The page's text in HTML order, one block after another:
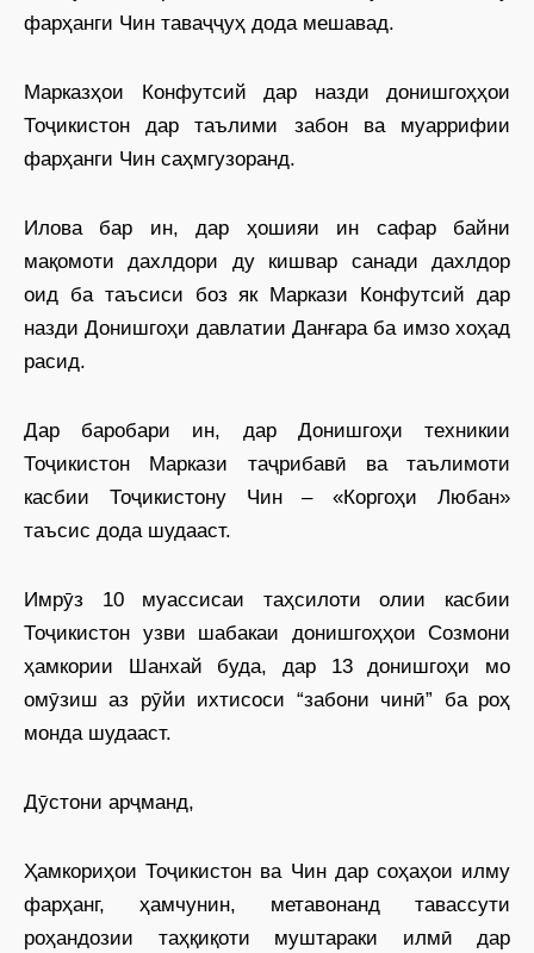
фарҳанги Чин таваҷҷуҳ дода мешавад.
Марказҳои Конфутсий дар назди донишгоҳҳои
Тоҷикистон дар таълими забон ва муаррифии
фарҳанги Чин саҳмгузоранд.
Илова бар ин, дар ҳошияи ин сафар байни
мақомоти дахлдори ду кишвар санади дахлдор
оид ба таъсиси боз як Маркази Конфутсий дар
назди Донишгоҳи давлатии Данғара ба имзо хоҳад
расид.
Дар баробари ин, дар Донишгоҳи техникии
Тоҷикистон Маркази таҷрибавӣ ва таълимоти
касбии Тоҷикистону Чин – «Коргоҳи Любан»
таъсис дода шудааст.
Имрӯз 10 муассисаи таҳсилоти олии касбии
Тоҷикистон узви шабакаи донишгоҳҳои Созмони
ҳамкории Шанхай буда, дар 13 донишгоҳи мо
омӯзиш аз рӯйи ихтисоси “забони чинӣ” ба роҳ
монда шудааст.
Дӯстони арҷманд,
Ҳамкориҳои Тоҷикистон ва Чин дар соҳаҳои илму
фарҳанг, ҳамчунин, метавонанд тавассути
роҳандозии таҳқиқоти муштараки илмӣ дар